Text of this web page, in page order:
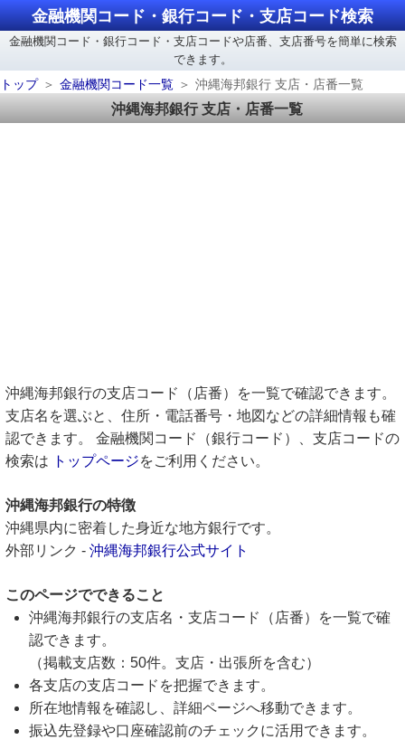
金融機関コード・銀行コード・支店コード検索
金融機関コード・銀行コード・支店コードや店番、支店番号を簡単に検索
できます。
トップ
金融機関コード一覧 沖縄海邦銀行 支店・店番一覧
沖縄海邦銀行 支店・店番一覧
沖縄海邦銀行の支店コード（店番）を一覧で確認できます。
支店名を選ぶと、住所・電話番号・地図などの詳細情報も確
認できます。 金融機関コード（銀行コード）、支店コードの
検索は
トップページをご利用ください。
沖縄海邦銀行の特徴
沖縄県内に密着した身近な地方銀行です。
外部リンク - 沖縄海邦銀行公式サイト
このページでできること
沖縄海邦銀行の支店名・支店コード（店番）を一覧で確
認できます。
（掲載支店数：50件。支店・出張所を含む）
各支店の支店コードを把握できます。
所在地情報を確認し、詳細ページへ移動できます。
振込先登録や口座確認前のチェックに活用できます。